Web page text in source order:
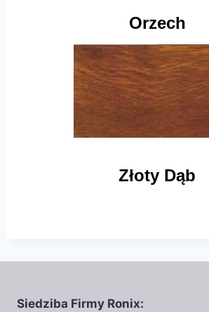
Orzech
Złoty Dąb
Siedziba Firmy Ronix: